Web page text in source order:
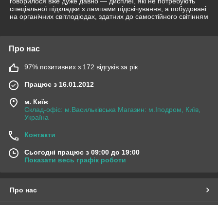
спеціальної підкладки з лампами підсвічування, а побудовані
на органічних світлодіодах, здатних до самостійного світінням
Про нас
97% позитивних з 172 відгуків за рік
Працює з 16.01.2012
м. Київ
Склад-офіс: м.Васильківська Магазин: м.Іподром, Київ,
Україна
Контакти
Сьогодні працює з 09:00 до 19:00
Показати весь графік роботи
Про нас